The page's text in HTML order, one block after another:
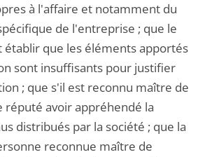
à l'affaire et notamment du
de l'entreprise ; que le
établir que les éléments apportés
sont insuffisants pour justifier
; que s'il est reconnu maître de
réputé avoir appréhendé la
distribués par la société ; que la
reconnue maître de